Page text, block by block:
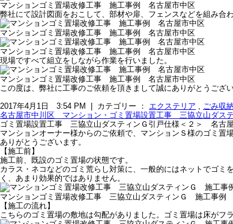
マンションゴミ置場改修工事 施工事例 名古屋市中区
弊社にて設計図面をおこして、部材や扉、フェンスなどを組み合
マンションゴミ置場改修工事 施工事例 名古屋市中区
マンションゴミ置場改修工事 施工事例 名古屋市中区
現場ですべて組立をしながら作業を行いました。
マンションゴミ置場改修工事 施工事例 名古屋市中区
この度は、弊社に工事のご依頼を頂きまして誠にありがとうござい
2017年4月1日 3:54 PM | カテゴリー ： エクステリア , ごみ収
名古屋市中川区 マンション・ゴミ置場設置工事 三協立山ダス
ゴミ置場設置工事 三協立山ダスティンＧ引戸仕様＜２＞ 名古
マンションオーナー様からのご依頼で、マンションＳ様のゴミ置
ありがとうございます。
【施工前】
施工前、既設のゴミ置場の状態です。
カラス・ネコなどのゴミ荒らし対策に、一般的にはネットでゴ
く、あまり効果的ではありません。
マンションゴミ置場改修工事 三協立山ダスティンＧ 施工事例
【施工の流れ】
こちらのゴミ置場の敷地は勾配がありました。ゴミ置場は床がフ